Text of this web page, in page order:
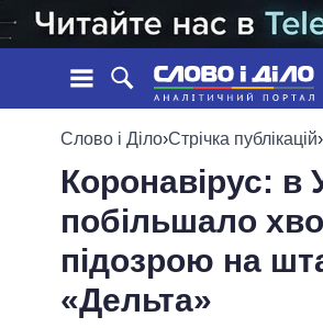
НОВИНИ
СТРІЧКА
ПОДІЇ
СТАТТІ
ДУМКИ
ОГЛЯДИ
ОБIЦЯНКИ
ПОЛIТИКИ
УСІ ПОЛІТИКИ
ПРЕЗИДЕНТ І ОФІС
Слово і Діло›Стрічка публікацій›
Коронавірус: в
побільшало
підозрою на
«Дельта»